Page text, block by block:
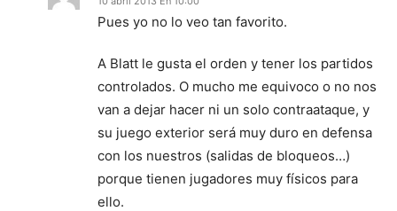
Pues yo no lo veo tan favorito.
A Blatt le gusta el orden y tener los partidos
controlados. O mucho me equivoco o no nos
van a dejar hacer ni un solo contraataque, y
su juego exterior será muy duro en defensa
con los nuestros (salidas de bloqueos…)
porque tienen jugadores muy físicos para
ello.